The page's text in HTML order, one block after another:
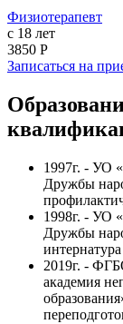
Физиотерапевт
с 18 лет
3850 Р
Записаться на
1997г. - УО
Дружбы
1998г. - УО
Дружбы
2019г. -
академия